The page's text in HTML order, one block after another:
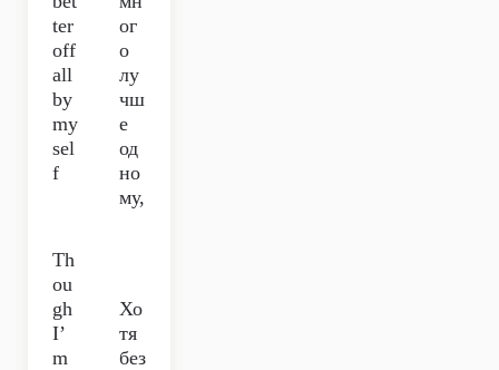
ter
off
all
by
my
sel
f
ог
о
лу
чш
е
од
но
му,
Th
ou
gh
I’
m
Хо
тя
без